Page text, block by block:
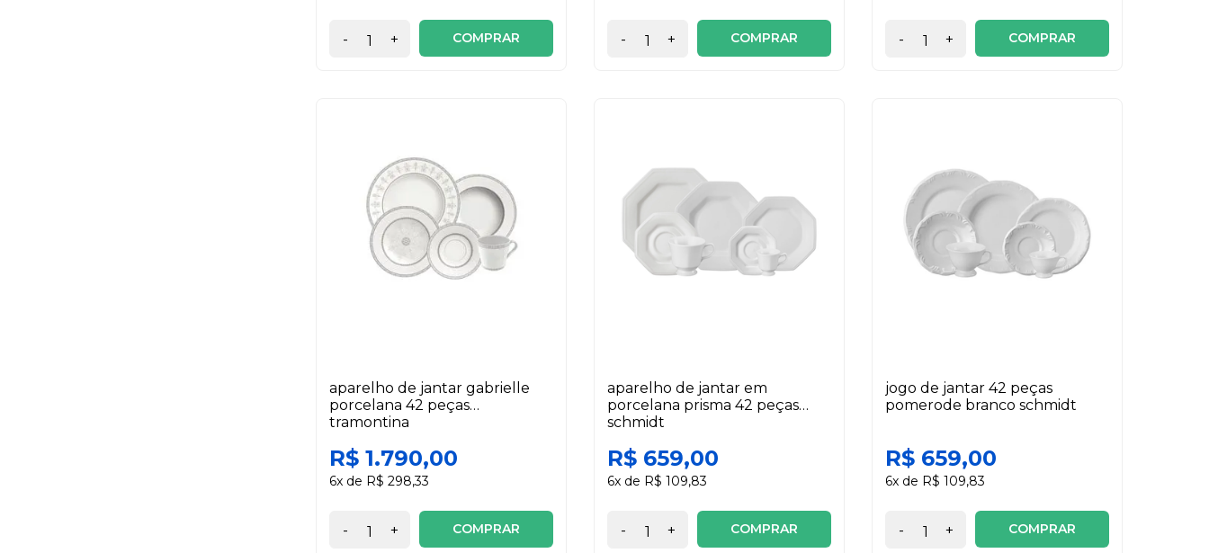
- + COMPRAR - + COMPRAR - + COMPRAR
aparelho de jantar gabrielle
porcelana 42 peças
tramontina
R$ 1.790,00
6x de R$ 298,33
- + COMPRAR
aparelho de jantar em
porcelana prisma 42 peças
schmidt
R$ 659,00
6x de R$ 109,83
- + COMPRAR
jogo de jantar 42 peças
pomerode branco schmidt
R$ 659,00
6x de R$ 109,83
- + COMPRAR